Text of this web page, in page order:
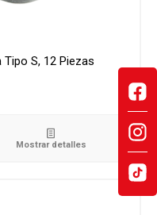
S, 12 Piezas
Mostrar detalles